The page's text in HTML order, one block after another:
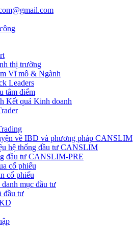
thị trường
Vĩ mô & Ngành
Leaders
tâm điểm
Kết quả Kinh doanh
về IBD và phương pháp CANSLIM
hệ thống đầu tư CANSLIM
đầu tư CANSLIM-PRE
cổ phiếu
cổ phiếu
mục đầu tư
đầu tư